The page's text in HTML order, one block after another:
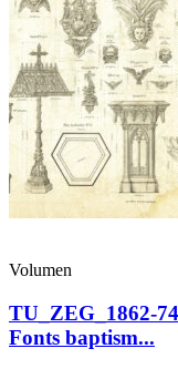
Volumen
TU_ZEG_1862-
Fonts baptism...